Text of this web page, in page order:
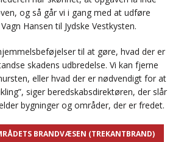
og så går vi i gang med at udføre
Hansen til Jydske Vestkysten.
til at gøre, hvad der er
skadens udbredelse. Vi kan fjerne
eller hvad der er nødvendigt for at
siger beredskabsdirektøren, der slår
bygninger og områder, der er fredet.
BRANDVÆSEN (TREKANTBRAND)